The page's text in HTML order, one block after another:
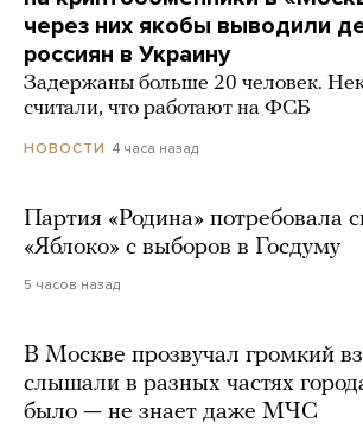
через них якобы выводили
россиян в Украину
Задержаны больше 20 человек.
считали, что работают на ФСБ
НОВОСТИ 4 часа назад
Партия «Родина» потребовала
«Яблоко» с выборов в Госдуму
5 часов назад
В Москве прозвучал громкий
слышали в разных частях
было — не знает даже МЧС